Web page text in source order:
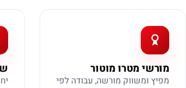
מורשי מטרו מוטור
מפיץ ומשווק מורשה, עבודה לפי